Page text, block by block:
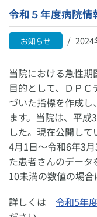
令和５年度病院情
お知らせ 2024
当院における急性
目的として、ＤＰ
づいた指標を作成
ます。当院は、平
した。現在公開し
4月1日～令和6年3
た患者さんのデータ
10未満の数値の場合
詳しくは 令和5年